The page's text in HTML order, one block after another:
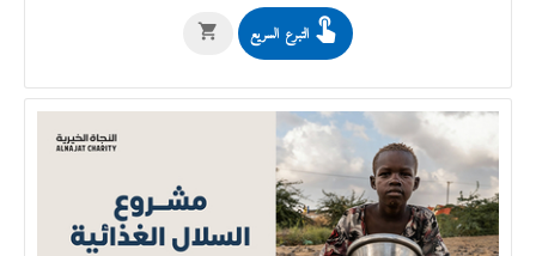
التبرع السريع